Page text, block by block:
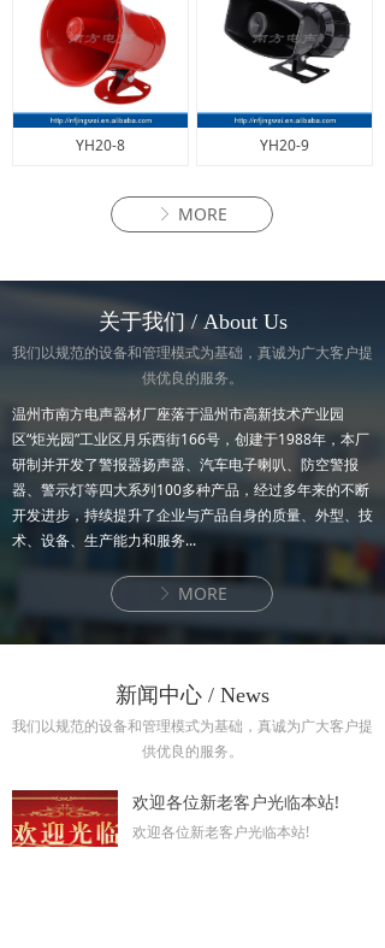
YH20-8 YH20-9
关于我们 / About Us
我们以规范的设备和管理模式为基础，真诚为广大客户提
供优良的服务。
ꁕ MORE
温州市南方电声器材厂座落于温州市高新技术产业园
区“炬光园”工业区月乐西街166号，创建于1988年，本厂
研制并开发了警报器扬声器、汽车电子喇叭、防空警报
器、警示灯等四大系列100多种产品，经过多年来的不断
开发进步，持续提升了企业与产品自身的质量、外型、技
术、设备、生产能力和服务...
ꁕ MORE
新闻中心 / News
我们以规范的设备和管理模式为基础，真诚为广大客户提
供优良的服务。
欢迎各位新老客户光临本站!
欢迎各位新老客户光临本站!